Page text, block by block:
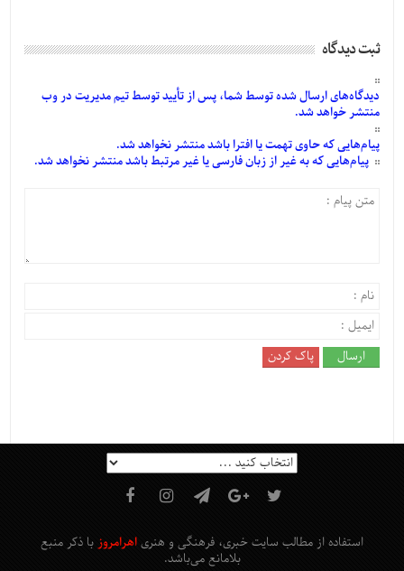
ثبت دیدگاه
دیدگاه‌هایارسالشدهتوسط شما، پس ازتأییدتوسط تیم مدیریت در وب
منتشر خواهد شد.
پیام‌هاییکه حاوی تهمت یا افترا باشد منتشر نخواهد شد.
پیام‌هاییکه به غیر از زبان فارسی یا غیر مرتبط باشد منتشر نخواهد شد.
استفاده از مطالب سایت خبری، فرهنگی و هنری اهرامروز با ذکر منبع
بلامانع می‌باشد.